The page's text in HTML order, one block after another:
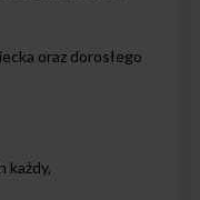
oraz dorosłego
każdy,